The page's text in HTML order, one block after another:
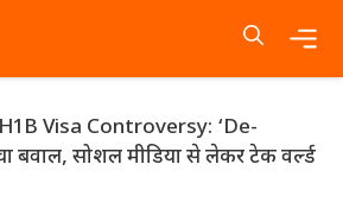
H1B Visa Controversy: ‘De-
बवाल, सोशल मीडिया से लेकर टेक वर्ल्ड